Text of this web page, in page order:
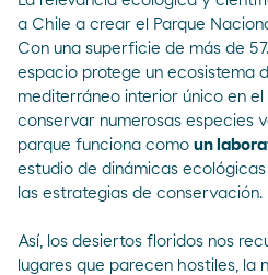
a Chile a crear el
Parque
Con una superficie de más de
espacio protege un ecosistema
mediterráneo interior único en el
conservar numerosas especies
parque funciona como un
estudio de dinámicas
las estrategias de conservación.
Así, los desiertos floridos nos
lugares que parecen hostiles, la